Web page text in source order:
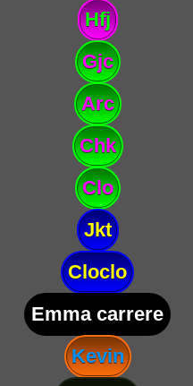
Hfj
Gjc
Arc
Chk
Clo
Jkt
Cloclo
Emma carrere
Kevin